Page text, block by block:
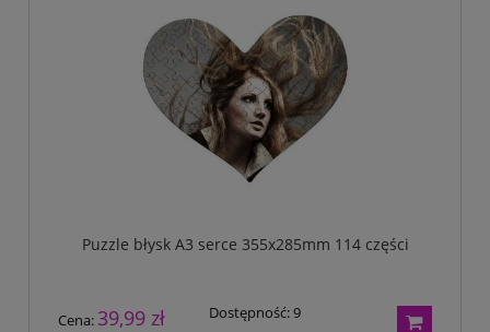
Puzzle błysk A3 serce 355x285mm 114 części
Cena: 39,99 zł Dostępność:9